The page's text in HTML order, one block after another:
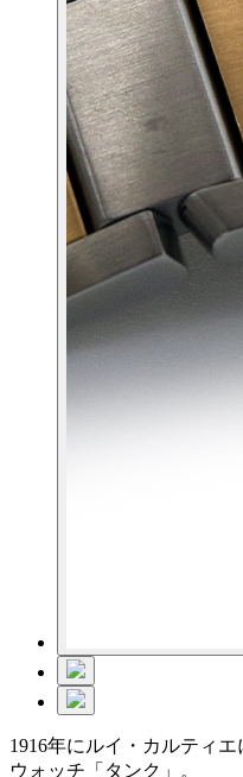
1916年にルイ・カルティ
ウォッチ「タンク」。